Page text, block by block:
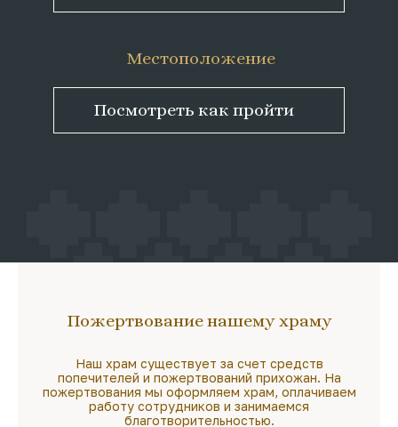
Посмотреть как пройти
Местоположение
Пожертвование нашему храму
Наш храм существует за счет средств
попечителей и пожертвований прихожан. На
пожертвования мы оформляем храм, оплачиваем
работу сотрудников и занимаемся
благотворительностью.